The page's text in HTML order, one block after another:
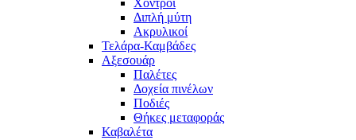
Διπλή μύτη
Ακρυλικοί
Τελάρα-Καμβάδες
Αξεσουάρ
Παλέτες
Δοχεία πινέλων
Ποδιές
Θήκες μεταφοράς
Καβαλέτα